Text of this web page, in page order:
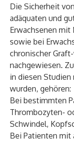
Die Sicherheit
adäquaten und
Erwachsenen mit
sowie bei
chronischer
nachgewiesen.
in diesen Studien
wurden, gehören:
Bei bestimmten
Thrombozyten-
Schwindel,
Bei Patienten mit